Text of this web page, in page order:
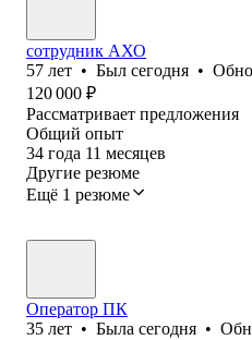
сотрудник АХО
57 лет • Был сегодня •
120 000 ₽
Рассматривает предложения
Общий опыт
34 года 11 месяцев
Другие резюме
Ещё 1 резюме
Оператор ПК
35 лет • Была сегодня •